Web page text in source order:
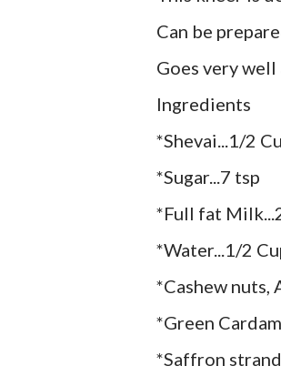
Can be
Goes very
Ingredients
*Shevai...1/2
*Sugar...7 tsp
*Full fat
*Water...1/2
*Cashew nuts,
*Green
*Saffron